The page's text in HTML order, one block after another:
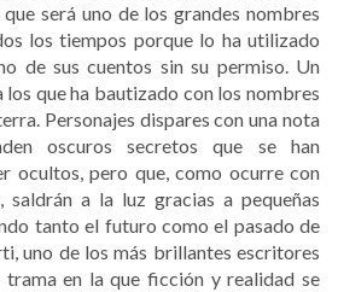
será uno de los grandes nombres
los tiempos porque lo ha utilizado
de sus cuentos sin su permiso. Un
que ha bautizado con los nombres
Personajes dispares con una nota
oscuros secretos que se han
ocultos, pero que, como ocurre con
saldrán a la luz gracias a pequeñas
tanto el futuro como el pasado de
uno de los más brillantes escritores
trama en la que ficción y realidad se